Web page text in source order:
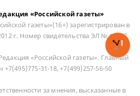
«Российской газеты»
газеты»(16+) зарегистрирован в
г. Номер свидетельства ЭЛ № ФС 77
«Российской газеты». Главный
31-18, +7(499)257-56-50
за мнения, высказанные в